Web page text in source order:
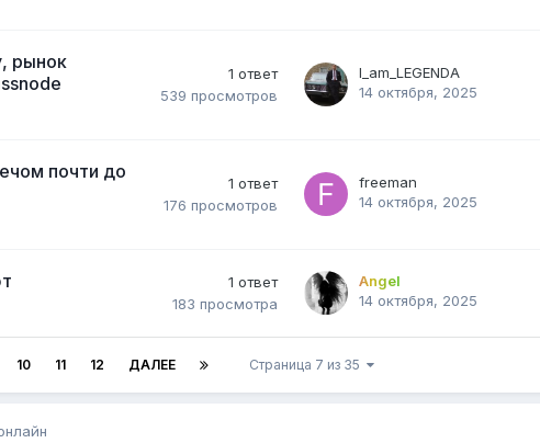
рынок
1 ответ
539 просмотров
I_am_LEGENDA
14 октября, 2025
почти до
1 ответ
176 просмотров
freeman
14 октября, 2025
1 ответ
183 просмотра
Angel
14 октября, 2025
10 11 12 ДАЛЕЕ Страница 7 из 35